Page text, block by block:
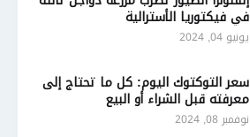
في فيكتوريا الأسترالية
يونيو 04, 2024
سعر التوكتوك اليوم: كل ما تحتاج إلى
معرفته قبل الشراء أو البيع
نوفمبر 08, 2024